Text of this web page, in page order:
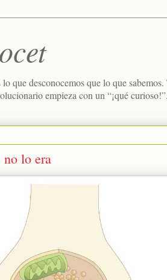
que desconocemos que lo que
empieza con un “¡qué curioso!”.
no lo era